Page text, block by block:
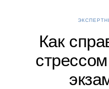
Как